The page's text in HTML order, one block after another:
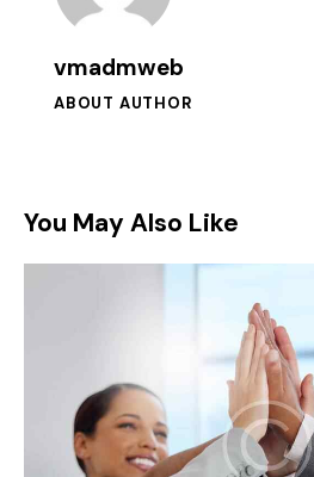
vmadmweb
ABOUT AUTHOR
You May Also Like